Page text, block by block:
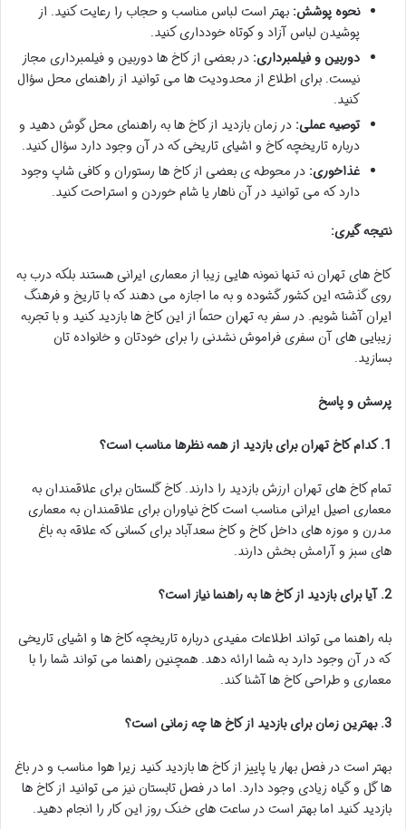
نحوه پوشش: بهتر است لباس مناسب و حجاب را رعایت کنید. از
پوشیدن لباس آزاد و کوتاه خودداری کنید.
دوربین و فیلمبرداری: در بعضی از کاخ ها دوربین و فیلمبرداری مجاز
نیست. برای اطلاع از محدودیت ها می توانید از راهنمای محل سؤال
کنید.
توصیه عملی: در زمان بازدید از کاخ ها به راهنمای محل گوش دهید و
درباره تاریخچه کاخ و اشیای تاریخی که در آن وجود دارد سؤال کنید.
غذاخوری: در محوطه ی بعضی از کاخ ها رستوران و کافی شاپ وجود
دارد که می توانید در آن ناهار یا شام خوردن و استراحت کنید.
نتیجه گیری:
کاخ های تهران نه تنها نمونه هایی زیبا از معماری ایرانی هستند بلکه درب به
روی گذشته این کشور گشوده و به ما اجازه می دهند که با تاریخ و فرهنگ
ایران آشنا شویم. در سفر به تهران حتماً از این کاخ ها بازدید کنید و با تجربه
زیبایی های آن سفری فراموش نشدنی را برای خودتان و خانواده تان
بسازید.
پرسش و پاسخ
1. کدام کاخ تهران برای بازدید از همه نظرها مناسب است؟
تمام کاخ های تهران ارزش بازدید را دارند. کاخ گلستان برای علاقمندان به
معماری اصیل ایرانی مناسب است کاخ نیاوران برای علاقمندان به معماری
مدرن و موزه های داخل کاخ و کاخ سعدآباد برای کسانی که علاقه به باغ
های سبز و آرامش بخش دارند.
2. آیا برای بازدید از کاخ ها به راهنما نیاز است؟
بله راهنما می تواند اطلاعات مفیدی درباره تاریخچه کاخ ها و اشیای تاریخی
که در آن وجود دارد به شما ارائه دهد. همچنین راهنما می تواند شما را با
معماری و طراحی کاخ ها آشنا کند.
3. بهترین زمان برای بازدید از کاخ ها چه زمانی است؟
بهتر است در فصل بهار یا پاییز از کاخ ها بازدید کنید زیرا هوا مناسب و در باغ
ها گل و گیاه زیادی وجود دارد. اما در فصل تابستان نیز می توانید از کاخ ها
بازدید کنید اما بهتر است در ساعت های خنک روز این کار را انجام دهید.